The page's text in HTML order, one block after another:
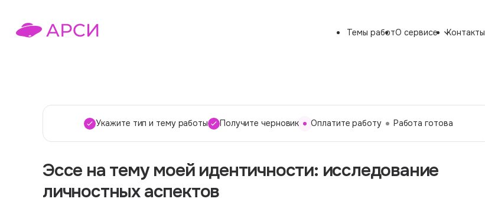
Темы работО сервисе Контакты
Укажите тип и тему работы Получите черновик Оплатите работу Работа готова
Эссе на тему моей идентичности: исследование
личностных аспектов